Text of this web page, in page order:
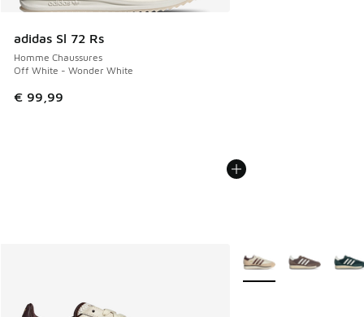
adidas Sl 72 Rs
Homme Chaussures
Off White - Wonder White
€ 99,99
Plus de couleurs